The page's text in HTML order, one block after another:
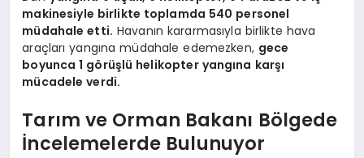
makinesiyle birlikte toplamda 540 personel
müdahale etti. Havanın kararmasıyla birlikte hava
araçları yangına müdahale edemezken, gece
boyunca 1 görüşlü helikopter yangına karşı
mücadele verdi.
Tarım ve Orman Bakanı Bölgede
İncelemelerde Bulunuyor